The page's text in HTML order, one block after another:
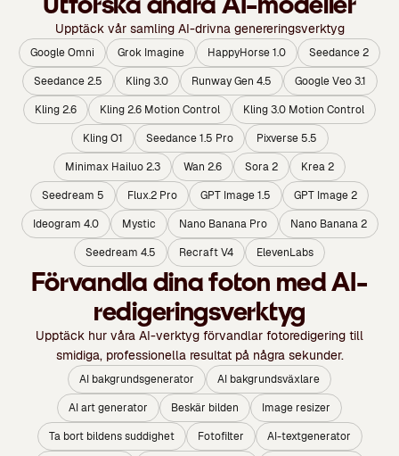
Upptäck vår samling AI-drivna genereringsverktyg
Google Omni Grok Imagine HappyHorse 1.0
Seedance 2
Seedance 2.5
Kling 3.0 Runway Gen 4.5
Google Veo 3.1
Kling 2.6
Kling 2.6 Motion Control
Kling 3.0 Motion Control
Kling O1
Seedance 1.5 Pro
Pixverse 5.5
Minimax Hailuo 2.3
Wan 2.6 Sora 2
Krea 2
Seedream 5
Flux.2 Pro GPT Image 1.5
GPT Image 2
Ideogram 4.0
Mystic Nano Banana Pro
Nano Banana 2
Seedream 4.5
Recraft V4 ElevenLabs
Förvandla dina foton med AI-
redigeringsverktyg
Upptäck hur våra AI-verktyg förvandlar fotoredigering till
smidiga, professionella resultat på några sekunder.
AI bakgrundsgenerator
AI bakgrundsväxlare
AI art generator
Beskär bilden
Image resizer
Ta bort bildens suddighet
Fotofilter
AI-textgenerator